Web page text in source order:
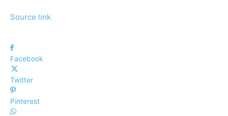
Source link
Facebook
Twitter
Pinterest